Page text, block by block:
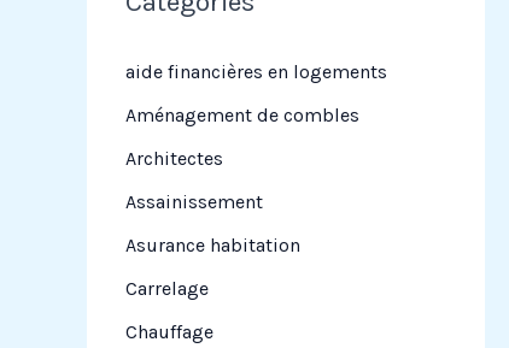
r
r
:
aide financières en logements
Aménagement de combles
Architectes
Assainissement
Asurance habitation
Carrelage
Chauffage